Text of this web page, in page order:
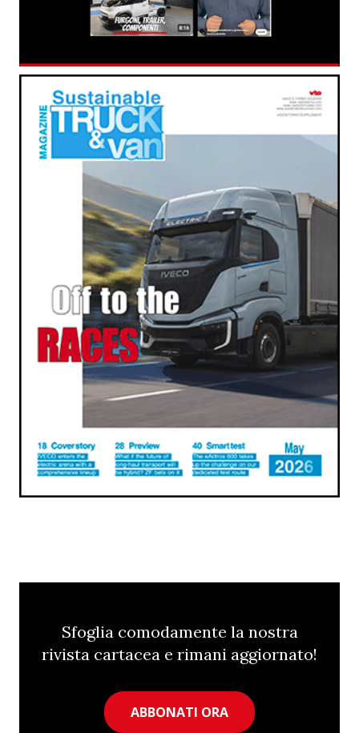
Sfoglia comodamente la nostra
rivista cartacea e rimani aggiornato!
ABBONATI ORA